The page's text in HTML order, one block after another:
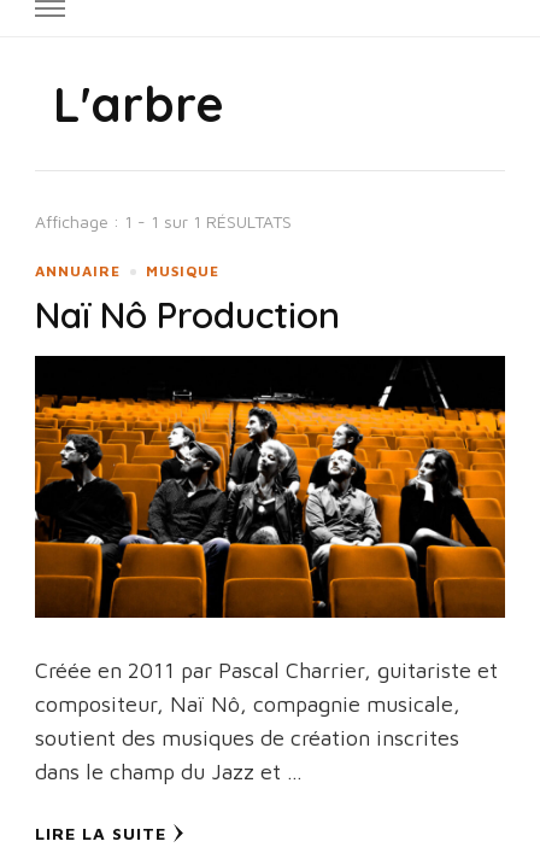
L'arbre
Affichage : 1 - 1 sur 1 RÉSULTATS
ANNUAIRE MUSIQUE
Naï Nô Production
Créée en 2011 par Pascal Charrier, guitariste et
compositeur, Naï Nô, compagnie musicale,
soutient des musiques de création inscrites
dans le champ du Jazz et …
LIRE LA SUITE